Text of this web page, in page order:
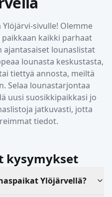
Ylöjärvi-sivulle! Olemme
kaikki parhaat
lounaslistat
lounasta keskustasta,
tiettyä annosta, meiltä
Selaa lounastarjontaa
uusi suosikkipaikkasi jo
jatkuvasti, jotta
tiedot.
kysymykset
Ylöjärvellä?